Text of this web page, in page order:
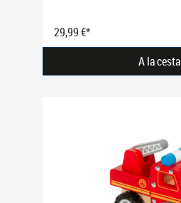
29,99 €*
A la cesta